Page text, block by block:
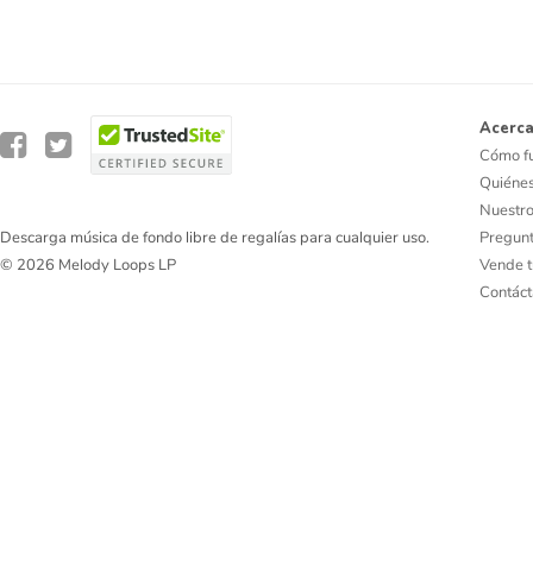
Descarga música de fondo libre de regalías para cualquier uso.
© 2026 Melody Loops LP
Cómo
Vende